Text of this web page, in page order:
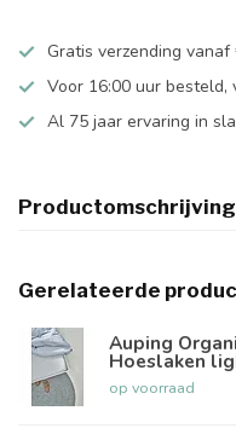
Gratis verzending vanaf
Voor 16:00 uur besteld,
Al 75 jaar ervaring in
Productomschrijving
Gerelateerde
Auping
Hoeslaken
op voorraad